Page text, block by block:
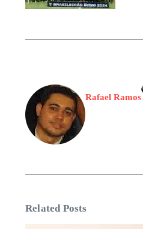
Rafael Ramos
Related Posts